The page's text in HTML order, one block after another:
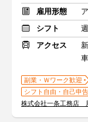
雇用形態
シフト
アクセス
副業・Ｗワーク歓迎
シフト自由・自己申告
株式会社一条工務店